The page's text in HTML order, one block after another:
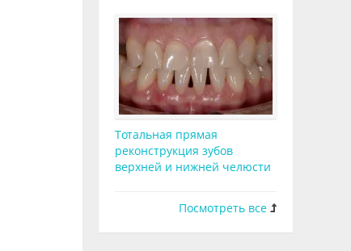
Тотальная прямая
реконструкция зубов
верхней и нижней челюсти
Посмотреть все